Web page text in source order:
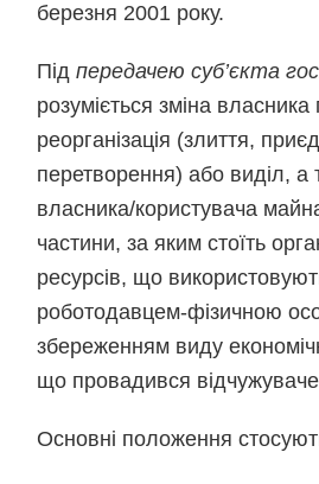
березня 2001 року.
Підпередачею суб’єкта
розуміється зміна власника
реорганізація (злиття,
перетворення) або виділ, а
власника/користувача
частини, за яким стоїть
ресурсів, що
роботодавцем-фізичною
збереженням виду
що провадився
Основні положення